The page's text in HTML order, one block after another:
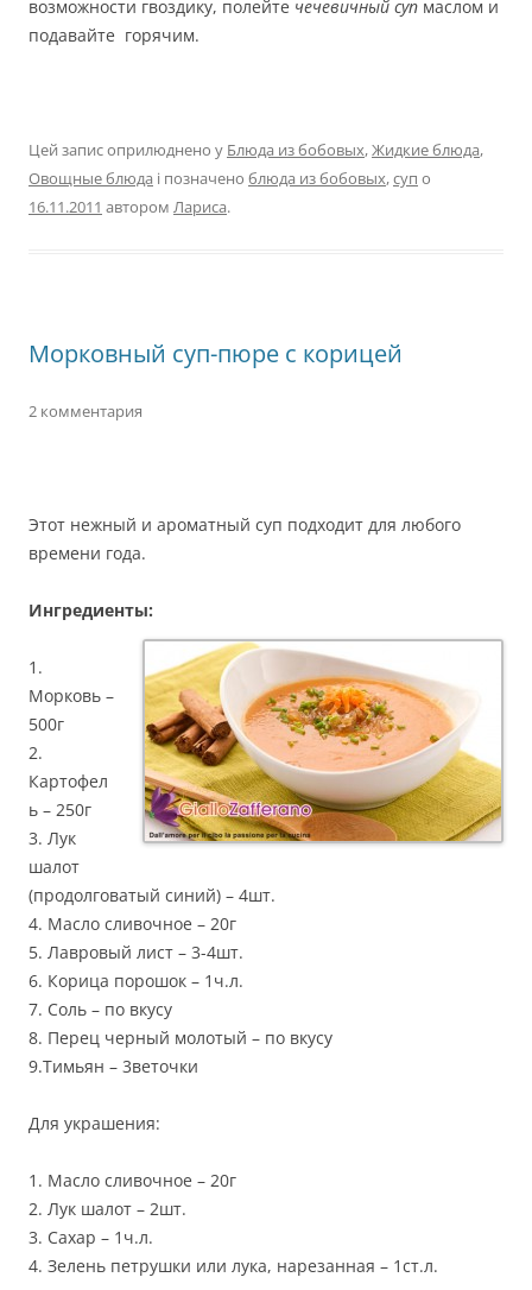
возможности гвоздику, полейте чечевичный суп маслом и
подавайте горячим.
Цей запис оприлюднено у Блюда из бобовых,Жидкие блюда,
Овощные блюда і позначено блюда из бобовых,суп о
16.11.2011 автором Лариса.
Морковный суп-пюре с корицей
2 комментария
Этот нежный и ароматный суп подходит для любого
времени года.
Ингредиенты:
1.
Морковь –
500г
2.
Картофел
ь – 250г
3. Лук
шалот
(продолговатый синий) – 4шт.
4. Масло сливочное – 20г
5. Лавровый лист – 3-4шт.
6. Корица порошок – 1ч.л.
7. Соль – по вкусу
8. Перец черный молотый – по вкусу
9.Тимьян – 3веточки
Для украшения:
1. Масло сливочное – 20г
2. Лук шалот – 2шт.
3. Сахар – 1ч.л.
4. Зелень петрушки или лука, нарезанная – 1ст.л.